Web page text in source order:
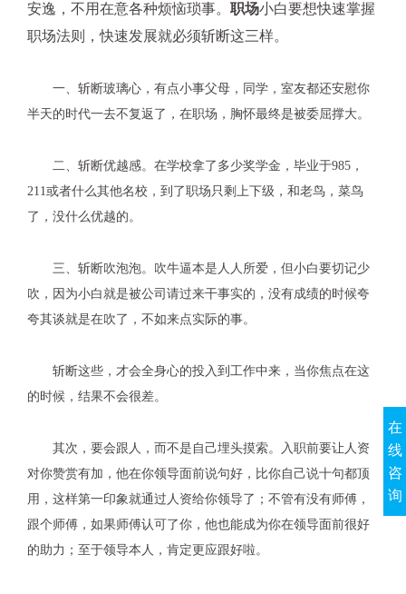
安逸，不用在意各种烦恼琐事。 职场小白要想快速掌握
职场法则，快速发展就必须斩断这三样。
一、斩断玻璃心，有点小事父母，同学，室友都还安慰你
半天的时代一去不复返了，在职场，胸怀最终是被委屈撑大。
二、斩断优越感。在学校拿了多少奖学金，毕业于985 ，
211或者什么其他名校，到了职场只剩上下级，和老鸟，菜鸟
了，没什么优越的。
三、斩断吹泡泡。吹牛逼本是人人所爱，但小白要切记少
吹，因为小白就是被公司请过来干事实的，没有成绩的时候夸
夸其谈就是在吹了，不如来点实际的事。
斩断这些，才会全身心的投入到工作中来，当你焦点在这
的时候，结果不会很差。
其次，要会跟人，而不是自己埋头摸索。入职前要让人资
对你赞赏有加，他在你领导面前说句好，比你自己说十句都顶
用，这样第一印象就通过人资给你领导了；不管有没有师傅，
跟个师傅，如果师傅认可了你，他也能成为你在领导面前很好
的助力；至于领导本人，肯定更应跟好啦。
在
线
咨
询